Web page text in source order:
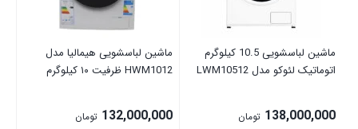
ماشین لباسشویی 10.5 کیلوگرم
اتوماتیک لئوکو مدل LWM10512
138,000,000 تومان
ماشین لباسشویی هیمالیا مدل
HWM1012 ظرفیت ۱۰ کیلوگرم
132,000,000 تومان